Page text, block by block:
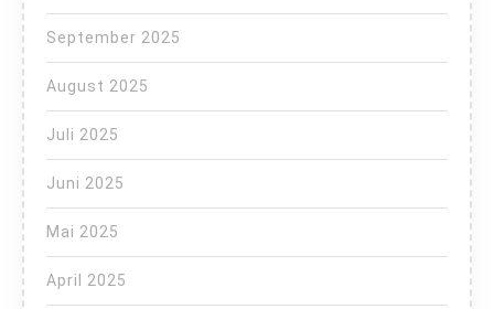
September 2025
August 2025
Juli 2025
Juni 2025
Mai 2025
April 2025